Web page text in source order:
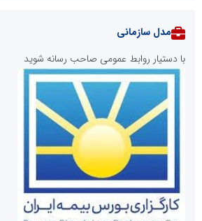
روابط عمومی خبرگزاری گزارش خبر
مدل سازمانی
با دستیار روابط عمومی صاحب رسانه شوید